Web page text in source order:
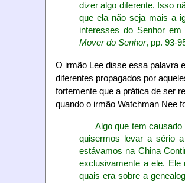
dizer algo diferente. Isso
que ela não seja mais a
interesses do Senhor
Mover do Senhor, pp. 93-
O irmão Lee disse essa palavra
diferentes propagados por
fortemente que a prática de ser
quando o irmão Watchman Nee
Algo que tem
quisermos levar a sério
estávamos na China
exclusivamente a ele.
quais era sobre a